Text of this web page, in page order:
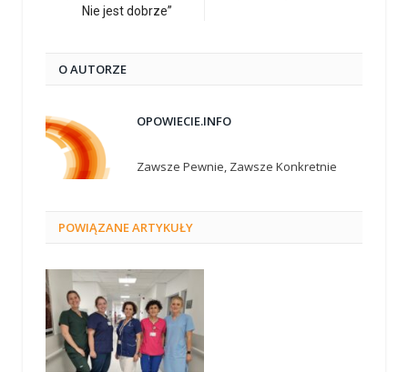
Nie jest dobrze”
O AUTORZE
OPOWIECIE.INFO
Zawsze Pewnie, Zawsze Konkretnie
POWIĄZANEARTYKUŁY